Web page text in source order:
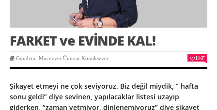
FARKET ve EVİNDE KAL!
Gündem, Mücevver Ünüvar Konuksever LIKE
Şikayet etmeyi ne çok seviyoruz. Biz değil miydik, ” hafta
sonu geldi” diye sevinen, yapılacaklar listesi uzayıp
giderken, “zaman yetmiyor, dinlenemiyoruz” diye şikayet